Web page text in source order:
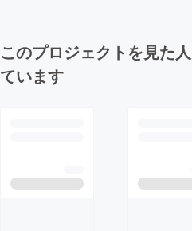
このプロジェクトを見た
ています